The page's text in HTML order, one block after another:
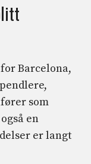
Barcelona,
som
en
er langt